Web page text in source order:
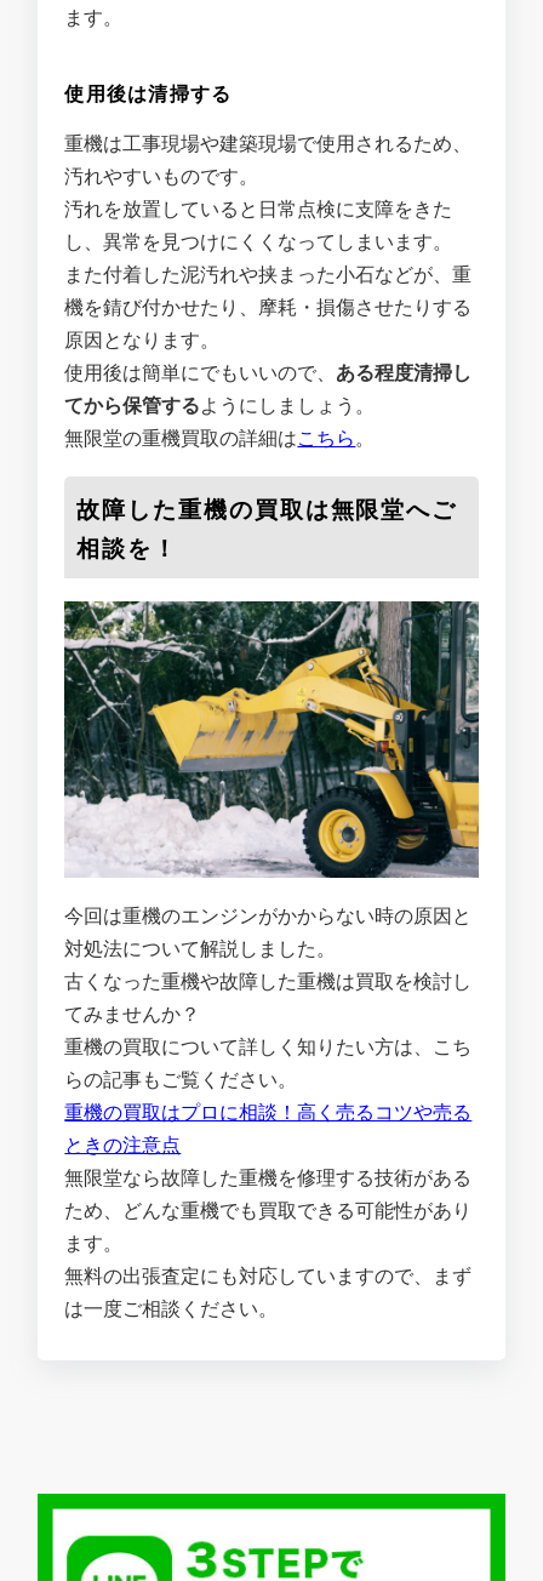
ます。
使用後は清掃する
重機は工事現場や建築現場で使用されるため、
汚れやすいものです。
汚れを放置していると日常点検に支障をきた
し、異常を見つけにくくなってしまいます。
また付着した泥汚れや挟まった小石などが、重
機を錆び付かせたり、摩耗・損傷させたりする
原因となります。
使用後は簡単にでもいいので、 ある程度清掃し
てから保管するようにしましょう。
無限堂の重機買取の詳細はこちら。
故障した重機の買取は無限堂へご
相談を！
今回は重機のエンジンがかからない時の原因と
対処法について解説しました。
古くなった重機や故障した重機は買取を検討し
てみませんか？
重機の買取について詳しく知りたい方は、こち
らの記事もご覧ください。
重機の買取はプロに相談！高く売るコツや売る
ときの注意点
無限堂なら故障した重機を修理する技術がある
ため、どんな重機でも買取できる可能性があり
ます。
無料の出張査定にも対応していますので、まず
は一度ご相談ください。